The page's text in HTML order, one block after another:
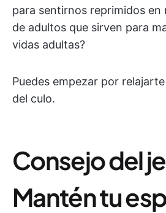
para sentirnos reprimidos en
de adultos que sirven para
vidas adultas?
Puedes empezar por
del culo.
Consejo del
Mantén tu